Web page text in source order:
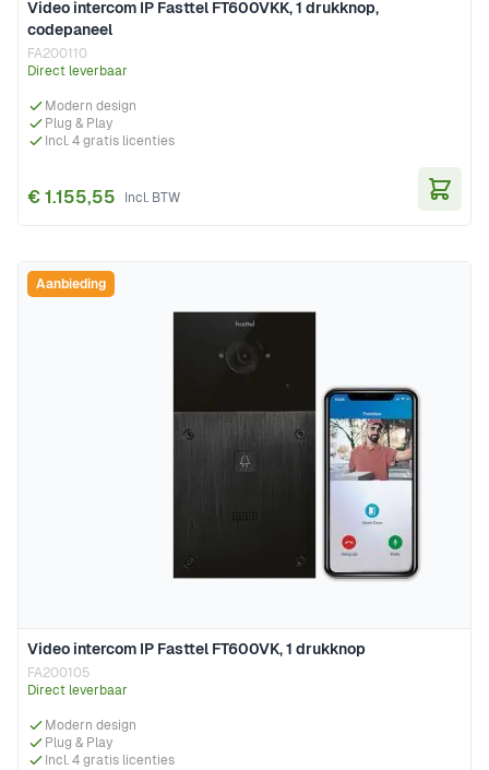
Video intercom IP Fasttel FT600VKK, 1 drukknop,
codepaneel
FA200110
Direct leverbaar
Modern design
Plug & Play
Incl. 4 gratis licenties
€ 1.155,55
Video intercom IP Fasttel FT600VK, 1 drukknop
FA200105
Direct leverbaar
Modern design
Plug & Play
Incl. 4 gratis licenties
Aanbieding